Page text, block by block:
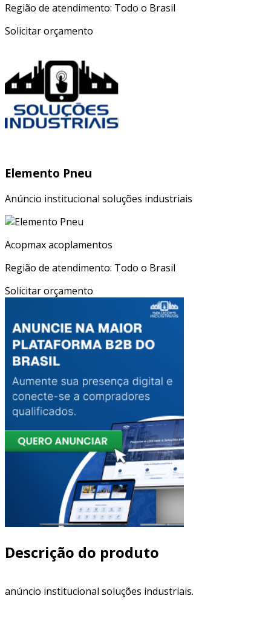
Região de atendimento: Todo o Brasil
Solicitar orçamento
Elemento Pneu
Anúncio institucional soluções industriais
Acopmax acoplamentos
Região de atendimento: Todo o Brasil
Solicitar orçamento
Descrição do produto
anúncio institucional soluções industriais.